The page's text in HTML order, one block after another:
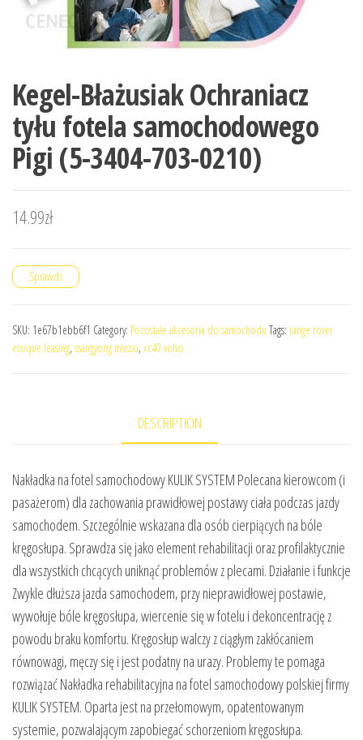
Kegel-Błażusiak Ochraniacz
tyłu fotela samochodowego
Pigi (5-3404-703-0210)
14.99zł
Sprawdź
SKU: 1e67b1ebb6f1 Category: Pozostałe akcesoria do samochodu Tags: range rover
evoque leasing, ssangyong musso, xc40 volvo
DESCRIPTION
Nakładka na fotel samochodowy KULIK SYSTEM Polecana kierowcom (i
pasażerom) dla zachowania prawidłowej postawy ciała podczas jazdy
samochodem. Szczególnie wskazana dla osób cierpiących na bóle
kręgosłupa. Sprawdza się jako element rehabilitacji oraz profilaktycznie
dla wszystkich chcących uniknąć problemów z plecami. Działanie i funkcje
Zwykle dłuższa jazda samochodem, przy nieprawidłowej postawie,
wywołuje bóle kręgosłupa, wiercenie się w fotelu i dekoncentrację z
powodu braku komfortu. Kręgosłup walczy z ciągłym zakłócaniem
równowagi, męczy się i jest podatny na urazy. Problemy te pomaga
rozwiązać Nakładka rehabilitacyjna na fotel samochodowy polskiej firmy
KULIK SYSTEM. Oparta jest na przełomowym, opatentowanym
systemie, pozwalającym zapobiegać schorzeniom kręgosłupa.